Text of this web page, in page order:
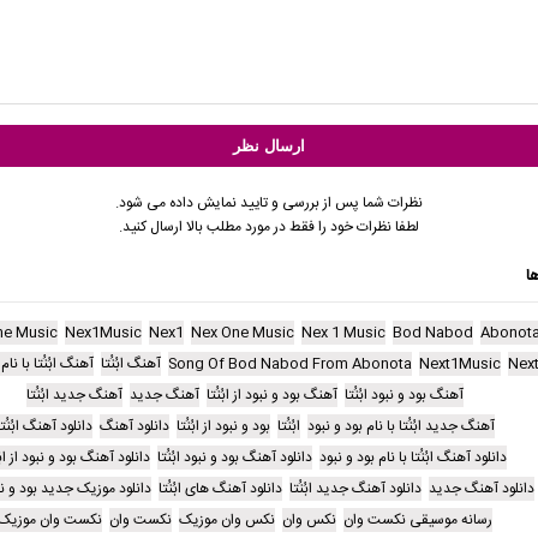
نظرات شما پس از بررسی و تایید نمایش داده می شود.
لطفا نظرات خود را فقط در مورد مطلب بالا ارسال کنید.
Abonota
Bod Nabod
Nex 1 Music
Nex One Music
Nex1
Nex1Music
Music
Next1Music
Song Of Bod Nabod From Abonota آهنگ ابُنُتا آهنگ ابُنُتا با
آهنگ بود و نبود ابُنُتا آهنگ بود و نبود از ابُنُتا آهنگ جدید آهنگ جدید ابُنُتا
آهنگ جدید ابُنُتا با نام بود و نبود ابُنُتا بود و نبود از ابُنُتا دانلود آهنگ دانلود آهنگ
دانلود آهنگ ابُنُتا با نام بود و نبود دانلود آهنگ بود و نبود ابُنُتا دانلود آهنگ بود و نبود از
دانلود آهنگ جدید دانلود آهنگ جدید ابُنُتا دانلود آهنگ های ابُنُتا دانلود موزیک جدید بود و
رسانه موسیقی نکست وان نکس وان نکس وان موزیک نکست وان نکست وان